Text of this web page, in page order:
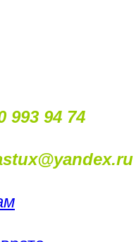
993 94 74